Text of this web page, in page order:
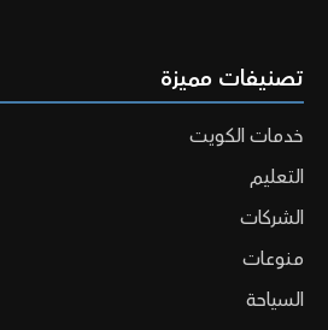
تصنيفات مميزة
خدمات الكويت
التعليم
الشركات
منوعات
السياحة